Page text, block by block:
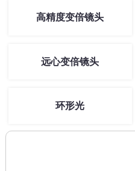
高精度变倍镜头
远心变倍镜头
环形光